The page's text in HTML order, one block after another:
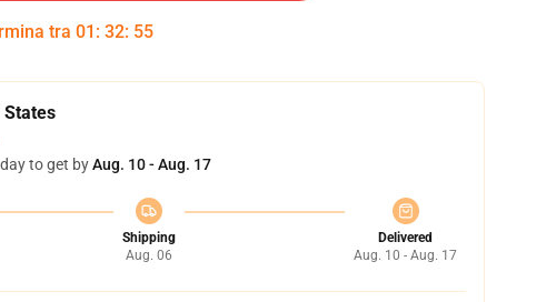
tra 01 : 32: 54
States
to get byAug. 10 - Aug. 17
Shipping
Aug. 06
Delivered
Aug. 10 - Aug. 17